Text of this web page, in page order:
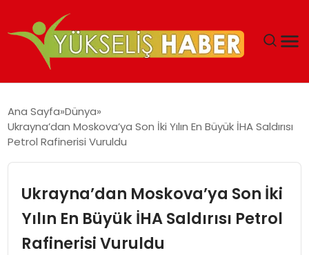
MALIYETLERINI AZALTIYOR’
Ana Sayfa Dünya
Ukrayna’dan Moskova’ya Son İki Yılın En Büyük İHA Saldırısı
Petrol Rafinerisi Vuruldu
Ukrayna’dan Moskova’ya Son İki
Yılın En Büyük İHA Saldırısı Petrol
Rafinerisi Vuruldu